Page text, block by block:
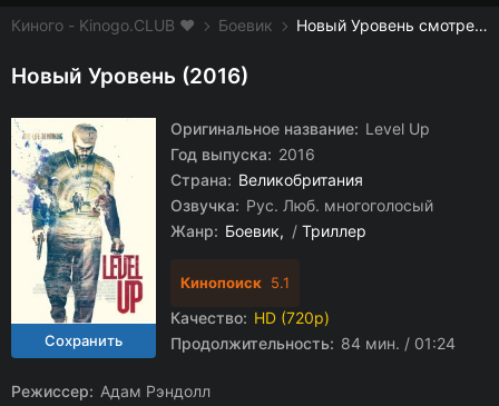
Киного - Kinogo.CLUB ❤️ Боевик Новый Уровень смотреть онлайн бесплатно
Новый Уровень (2016)
Оригинальное название: Level Up
Год выпуска: 2016
Страна: Великобритания
Озвучка: Рус. Люб. многоголосый
Жанр: Боевик / Триллер
Кинопоиск 5.1
Качество: HD (720p)
Продолжительность: 84 мин. / 01:24
Режиссер: Адам Рэндолл